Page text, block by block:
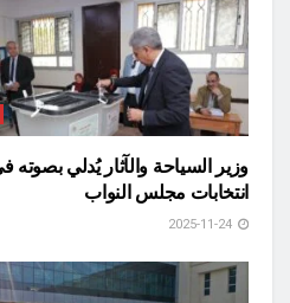
وزير السياحة والآثار يُدلي بصوته
انتخابات مجلس النواب